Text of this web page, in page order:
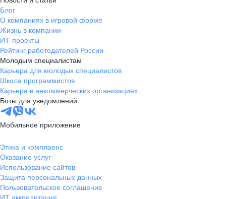
Блог
О компаниях в игровой форме
Жизнь в компании
ИТ-проекты
Рейтинг работодателей России
Молодым специалистам
Карьера для молодых специалистов
Школа программистов
Карьера в некоммерческих организациях
Боты для уведомлений
Мобильное приложение
Этика и комплаенс
Оказание услуг
Использование сайтов
Защита персональных данных
Пользовательское соглашение